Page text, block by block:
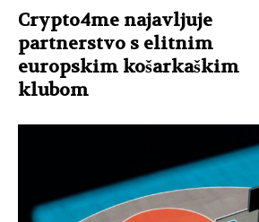
Crypto4me najavljuje
partnerstvo s elitnim
europskim košarkaškim
klubom